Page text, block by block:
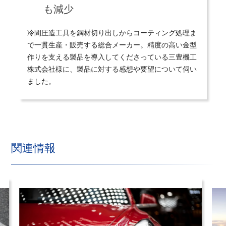
も減少
冷間圧造工具を鋼材切り出しからコーティング処理ま
で一貫生産・販売する総合メーカー。精度の高い金型
作りを支える製品を導入してくださっている三豊機工
株式会社様に、製品に対する感想や要望について伺い
ました。
関連情報